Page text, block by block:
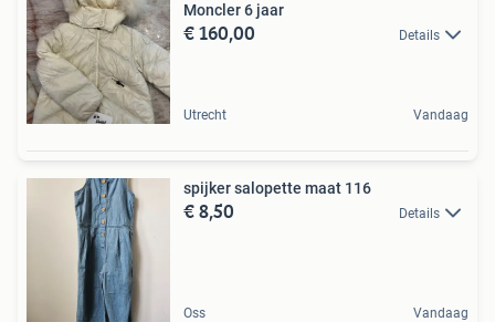
Moncler 6 jaar
€ 160,00 Details
Utrecht Vandaag
spijker salopette maat 116
€ 8,50 Details
Oss Vandaag